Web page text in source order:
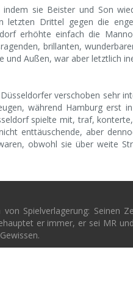
indem sie Beister und Son
letzten Drittel gegen die
erhöhte einfach die
brillanten,
und Außen, war aber letztlich
verschoben sehr
während Hamburg
spielte mit, traf,
enttäuschende, aber
obwohl sie über weite
Spielverlagerung: Seinen
er immer, er sei MR